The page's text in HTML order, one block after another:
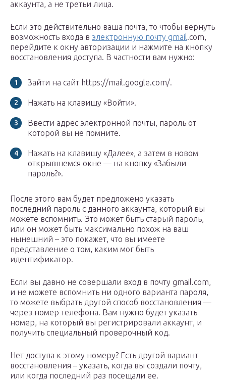
аккаунта, а не третьи лица.
Если это действительно ваша почта, то чтобы вернуть
возможность входа в электронную почту gmail.com,
перейдите к окну авторизации и нажмите на кнопку
восстановления доступа. В частности вам нужно:
Зайти на сайт https://mail.google.com/.
Нажать на клавишу «Войти».
Ввести адрес электронной почты, пароль от
которой вы не помните.
Нажать на клавишу «Далее», а затем в новом
открывшемся окне — на кнопку «Забыли
пароль?».
После этого вам будет предложено указать
последний пароль с данного аккаунта, который вы
можете вспомнить. Это может быть старый пароль,
или он может быть максимально похож на ваш
нынешний – это покажет, что вы имеете
представление о том, каким мог быть
идентификатор.
Если вы давно не совершали вход в почту gmail.com,
и не можете вспомнить ни одного варианта пароля,
то можете выбрать другой способ восстановления —
через номер телефона. Вам нужно будет указать
номер, на который вы регистрировали аккаунт, и
получить специальный проверочный код.
Нет доступа к этому номеру? Есть другой вариант
восстановления – указать, когда вы создали почту,
или когда последний раз посещали ее.